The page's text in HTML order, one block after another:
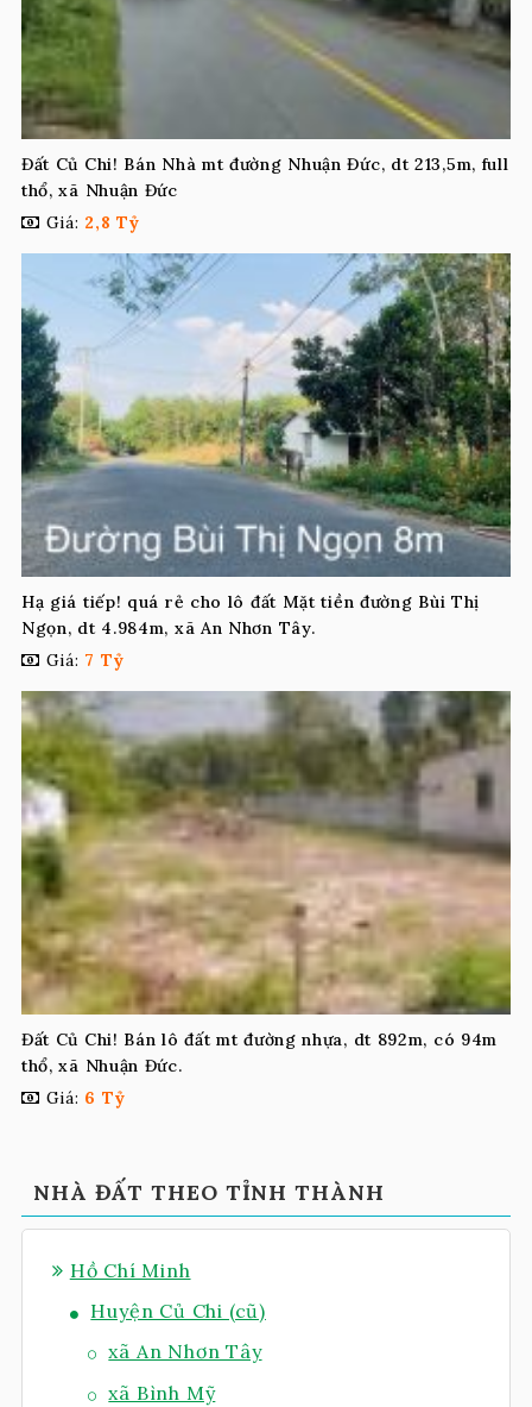
Đất Củ Chi! Bán Nhà mt đường Nhuận Đức, dt 213,5m, full
thổ, xã Nhuận Đức
Giá: 2,8 Tỷ
Hạ giá tiếp! quá rẻ cho lô đất Mặt tiền đường Bùi Thị
Ngọn, dt 4.984m, xã An Nhơn Tây.
Giá: 7 Tỷ
Đất Củ Chi! Bán lô đất mt đường nhựa, dt 892m, có 94m
thổ, xã Nhuận Đức.
Giá: 6 Tỷ
NHÀ ĐẤT THEO TỈNH THÀNH
Hồ Chí Minh
Huyện Củ Chi (cũ)
xã An Nhơn Tây
xã Bình Mỹ